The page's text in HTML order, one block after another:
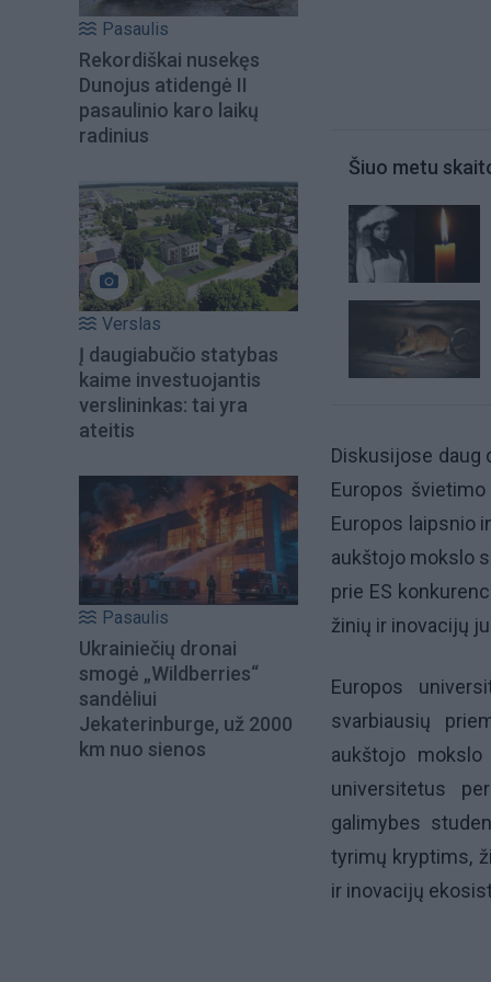
Pasaulis
Rekordiškai nusekęs
Dunojus atidengė II
pasaulinio karo laikų
radinius
Verslas
Į daugiabučio statybas
kaime investuojantis
verslininkas: tai yra
ateitis
Pasaulis
Ukrainiečių dronai
smogė „Wildberries“
sandėliui
Jekaterinburge, už 2000
km nuo sienos
Šiuo metu
Diskusijose daug
Europos
Europos laipsnio
aukštojo mokslo
prie ES
žinių ir inovacijų
Europos
svarbiausių
aukštojo
universitetus
galimybes
tyrimų kryptims,
ir inovacijų